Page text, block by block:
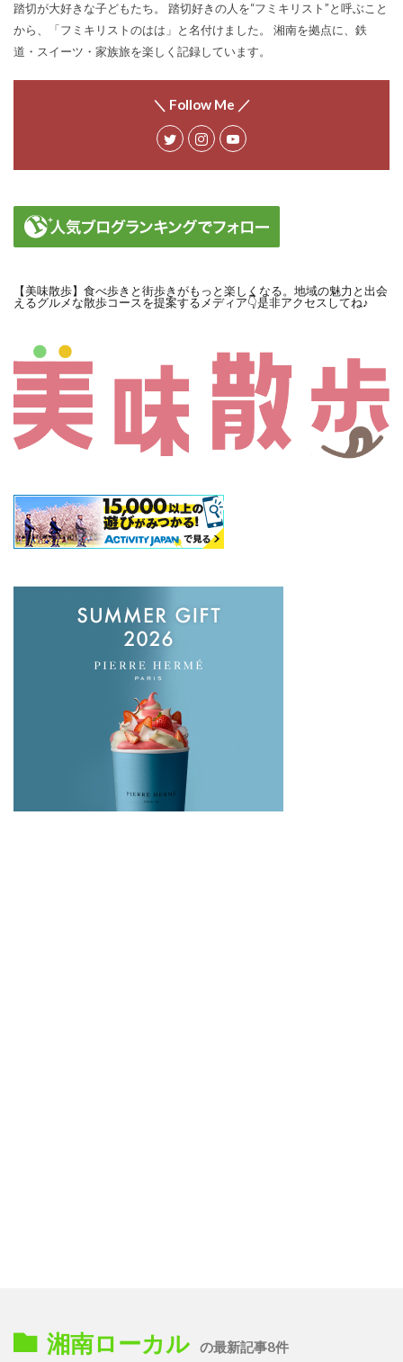
踏切が大好きな子どもたち。 踏切好きの人を“フミキリスト”と呼ぶこと
から、「フミキリストのはは」と名付けました。 湘南を拠点に、鉄
道・スイーツ・家族旅を楽しく記録しています。
＼ Follow Me ／
【美味散歩】食べ歩きと街歩きがもっと楽しくなる。地域の魅力と出会
えるグルメな散歩コースを提案するメディア👇是非アクセスしてね♪
湘南ローカル の最新記事8件